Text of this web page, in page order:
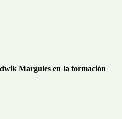
Margules en la formación